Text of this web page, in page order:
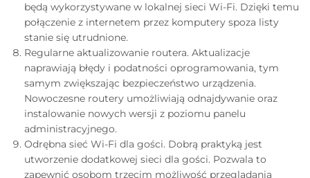
będą wykorzystywane w lokalnej sieci Wi-Fi. Dzięki temu
połączenie z internetem przez komputery spoza listy
stanie się utrudnione.
Regularne aktualizowanie routera. Aktualizacje
naprawiają błędy i podatności oprogramowania, tym
samym zwiększając bezpieczeństwo urządzenia.
Nowoczesne routery umożliwiają odnajdywanie oraz
instalowanie nowych wersji z poziomu panelu
administracyjnego.
Odrębna sieć Wi-Fi dla gości. Dobrą praktyką jest
utworzenie dodatkowej sieci dla gości. Pozwala to
zapewnić osobom trzecim możliwość przeglądania